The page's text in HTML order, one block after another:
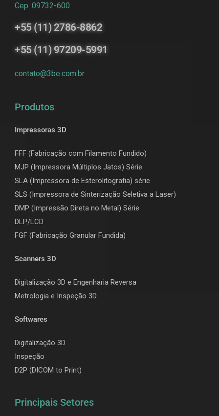
Cep: 09732-600
+55 (11) 2786-8862
+55 (11) 97209-5991
contato@3be.com.br
Produtos
Impressoras 3D
FFF (Fabricação com Filamento Fundido)
MJP (Impressora Múltiplos Jatos) Série
SLA (Impressora de Esterolitografia) série
SLS (Impressora de Sinterização Seletiva a Laser)
DMP (Impressão Direta no Metal) Série
DLP/LCD
FGF (Fabricação Granular Fundida)
Scanners 3D
Digitalização 3D e Engenharia Reversa
Metrologia e Inspeção 3D
Softwares
Digitalização 3D
Inspeção
D2P (DICOM to Print)
Principais Setores